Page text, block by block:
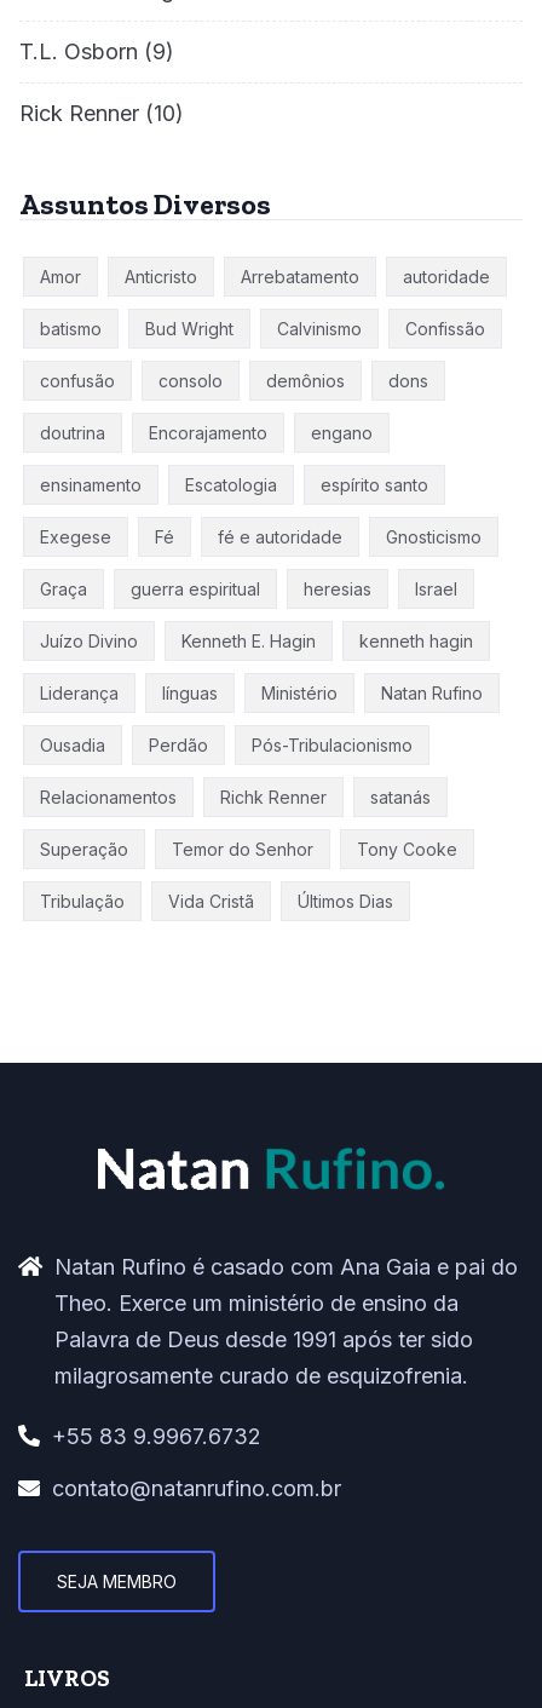
T.L. Osborn (9)
Rick Renner (10)
Assuntos Diversos
Amor Anticristo Arrebatamento autoridade
batismo Bud Wright Calvinismo Confissão
confusão consolo demônios dons
doutrina Encorajamento engano
ensinamento Escatologia espírito santo
Exegese Fé fé e autoridade Gnosticismo
Graça guerra espiritual heresias Israel
Juízo Divino Kenneth E. Hagin kenneth hagin
Liderança línguas Ministério Natan Rufino
Ousadia Perdão Pós-Tribulacionismo
Relacionamentos Richk Renner satanás
Superação Temor do Senhor Tony Cooke
Tribulação Vida Cristã Últimos Dias
Natan Rufino é casado com Ana Gaia e pai do
Theo. Exerce um ministério de ensino da
Palavra de Deus desde 1991 após ter sido
milagrosamente curado de esquizofrenia.
+55 83 9.9967.6732
contato@natanrufino.com.br
SEJA MEMBRO
LIVROS